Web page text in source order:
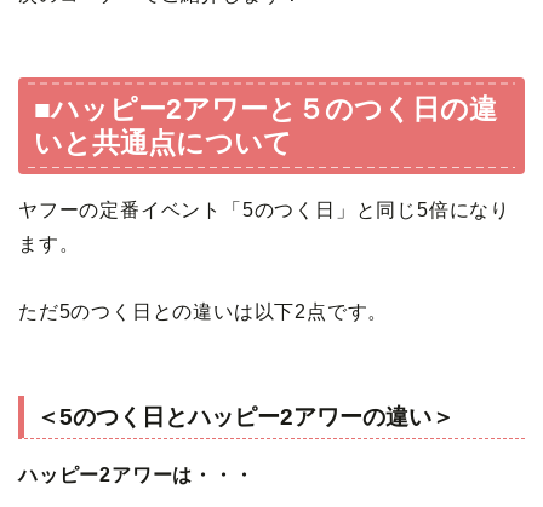
■ハッピー2アワーと５のつく日の違
いと共通点について
ヤフーの定番イベント「5のつく日」と同じ5倍になり
ます。
ただ5のつく日との違いは以下2点です。
＜5のつく日とハッピー2アワーの違い＞
ハッピー2アワーは・・・